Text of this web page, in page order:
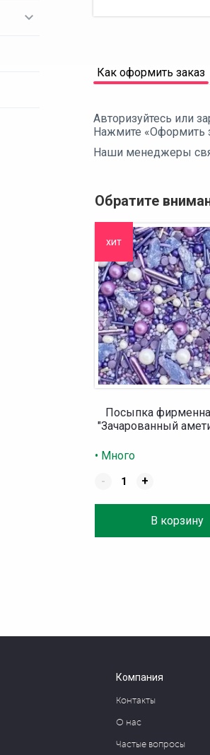
Как оформить заказ
Авторизуйтесь или
Нажмите «Оформить
Наши менеджеры
Обратите
хит
Посыпка
"Зачарованный
• Много
-
+
В корзину
Компания
Контакты
О нас
Частые вопросы